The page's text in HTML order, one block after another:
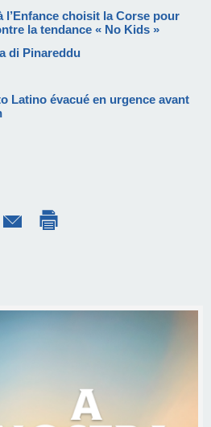
l’Enfance choisit la Corse pour
la tendance « No Kids »
di Pinareddu
Latino évacué en urgence avant